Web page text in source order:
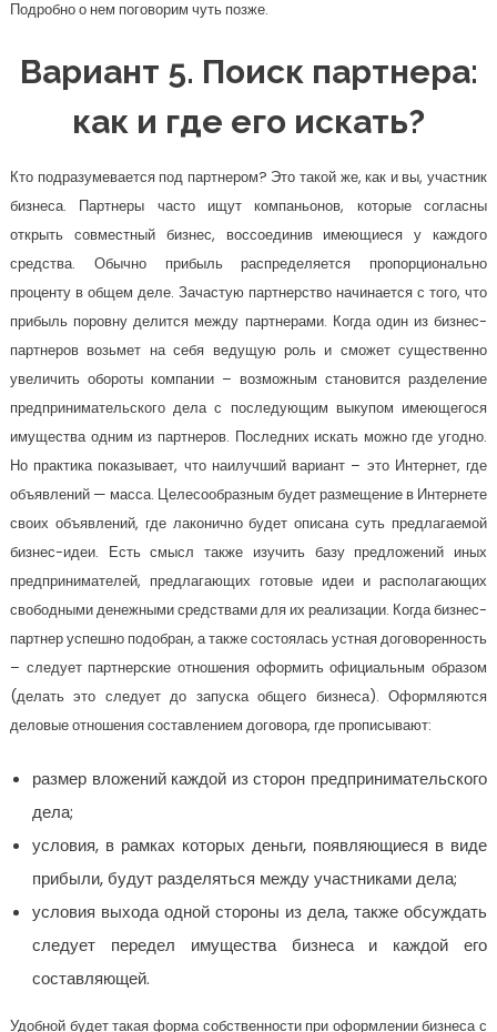
Подробно о нем поговорим чуть позже.
Вариант 5. Поиск партнера:
как и где его искать?
Кто подразумевается под партнером? Это такой же, как и вы, участник
бизнеса. Партнеры часто ищут компаньонов, которые согласны
открыть совместный бизнес, воссоединив имеющиеся у каждого
средства. Обычно прибыль распределяется пропорционально
проценту в общем деле. Зачастую партнерство начинается с того, что
прибыль поровну делится между партнерами. Когда один из бизнес-
партнеров возьмет на себя ведущую роль и сможет существенно
увеличить обороты компании – возможным становится разделение
предпринимательского дела с последующим выкупом имеющегося
имущества одним из партнеров. Последних искать можно где угодно.
Но практика показывает, что наилучший вариант – это Интернет, где
объявлений — масса. Целесообразным будет размещение в Интернете
своих объявлений, где лаконично будет описана суть предлагаемой
бизнес-идеи. Есть смысл также изучить базу предложений иных
предпринимателей, предлагающих готовые идеи и располагающих
свободными денежными средствами для их реализации. Когда бизнес-
партнер успешно подобран, а также состоялась устная договоренность
– следует партнерские отношения оформить официальным образом
(делать это следует до запуска общего бизнеса). Оформляются
деловые отношения составлением договора, где прописывают:
размер вложений каждой из сторон предпринимательского
дела;
условия, в рамках которых деньги, появляющиеся в виде
прибыли, будут разделяться между участниками дела;
условия выхода одной стороны из дела, также обсуждать
следует передел имущества бизнеса и каждой его
составляющей.
Удобной будет такая форма собственности при оформлении бизнеса с